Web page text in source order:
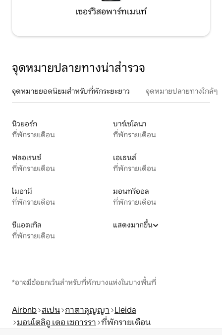
เซอร์วิสอพาร์ทเมนท์
จุดหมายปลายทางน่าสำรวจ
จุดหมายยอดนิยมสำหรับที่พักระยะยาว จุดหมายปลายทางใกล้ๆ
นิวยอร์ก
ที่พักรายเดือน
บาร์เซโลนา
ที่พักรายเดือน
ฟลอเรนซ์
ที่พักรายเดือน
เอเธนส์
ที่พักรายเดือน
ไมอามี
ที่พักรายเดือน
มอนทรีออล
ที่พักรายเดือน
ซีแอตเทิล
ที่พักรายเดือน
แสดงมากขึ้น
*อาจมีข้อยกเว้นสำหรับที่พักบางแห่งในบางพื้นที่
Airbnb สเปน กาตาลุญญา Lleida
มอนโตลิอู เดอ เซการรา ที่พักรายเดือน